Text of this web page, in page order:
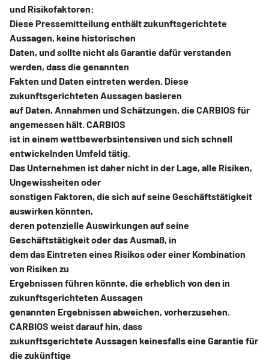
und Risikofaktoren:
Diese Pressemitteilung enthält zukunftsgerichtete
Aussagen, keine historischen
Daten, und sollte nicht als Garantie dafür verstanden
werden, dass die genannten
Fakten und Daten eintreten werden. Diese
zukunftsgerichteten Aussagen basieren
auf Daten, Annahmen und Schätzungen, die CARBIOS für
angemessen hält. CARBIOS
ist in einem wettbewerbsintensiven und sich schnell
entwickelnden Umfeld tätig.
Das Unternehmen ist daher nicht in der Lage, alle Risiken,
Ungewissheiten oder
sonstigen Faktoren, die sich auf seine Geschäftstätigkeit
auswirken könnten,
deren potenzielle Auswirkungen auf seine
Geschäftstätigkeit oder das Ausmaß, in
dem das Eintreten eines Risikos oder einer Kombination
von Risiken zu
Ergebnissen führen könnte, die erheblich von den in
zukunftsgerichteten Aussagen
genannten Ergebnissen abweichen, vorherzusehen.
CARBIOS weist darauf hin, dass
zukunftsgerichtete Aussagen keinesfalls eine Garantie für
die zukünftige